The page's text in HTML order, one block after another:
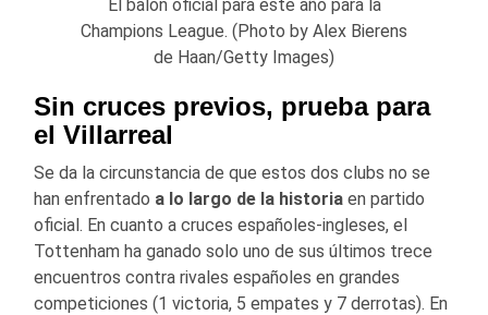
El balón oficial para este año para la
Champions League. (Photo by Alex Bierens
de Haan/Getty Images)
Sin cruces previos, prueba para
el Villarreal
Se da la circunstancia de que estos dos clubs no se
han enfrentado a lo largo de la historia en partido
oficial. En cuanto a cruces españoles-ingleses, el
Tottenham ha ganado solo uno de sus últimos trece
encuentros contra rivales españoles en grandes
competiciones (1 victoria, 5 empates y 7 derrotas). En